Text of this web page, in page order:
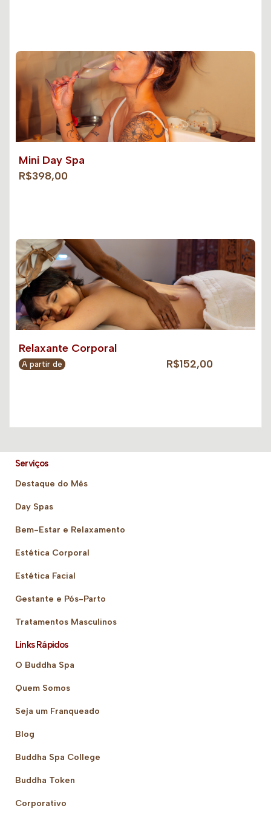
Mini Day Spa
R$398,00
Relaxante Corporal
A partir de R$152,00
Serviços
Destaque do Mês
Day Spas
Bem-Estar e Relaxamento
Estética Corporal
Estética Facial
Gestante e Pós-Parto
Tratamentos Masculinos
Links Rápidos
O Buddha Spa
Quem Somos
Seja um Franqueado
Blog
Buddha Spa College
Buddha Token
Corporativo